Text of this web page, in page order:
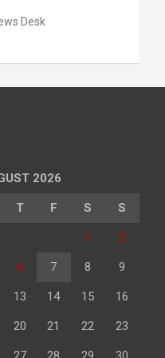
Desk
2026
T F S S
1 2
6 7 8 9
13 14 15 16
20 21 22 23